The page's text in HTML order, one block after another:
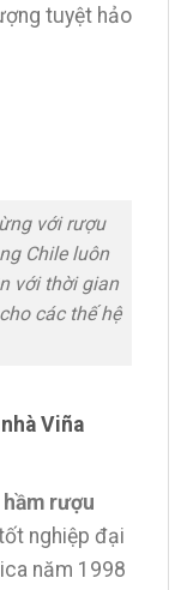
tuyệt hảo
với rượu
Chile luôn
với thời gian
các thế hệ
Viña
rượu
nghiệp đại
năm 1998